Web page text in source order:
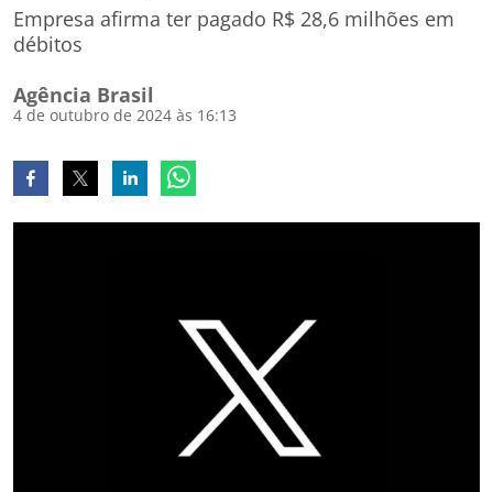
Empresa afirma ter pagado R$ 28,6 milhões em
débitos
Agência Brasil
4 de outubro de 2024 às 16:13